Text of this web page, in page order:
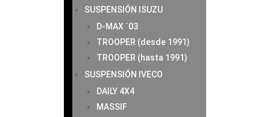
SUSPENSIÓN ISUZU
D-MAX ´03
TROOPER (desde 1991)
TROOPER (hasta 1991)
SUSPENSIÓN IVECO
DAILY 4X4
MASSIF